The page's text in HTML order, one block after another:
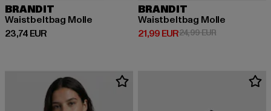
BRANDIT
Waistbeltbag Molle
23,74 EUR
Derzeitiger Preis: 23,74 EUR
BRANDIT
Waistbeltbag Molle
21,99 EUR
Derzeitiger Preis: 21,99 EUR
24,99 EURAktionspreis: